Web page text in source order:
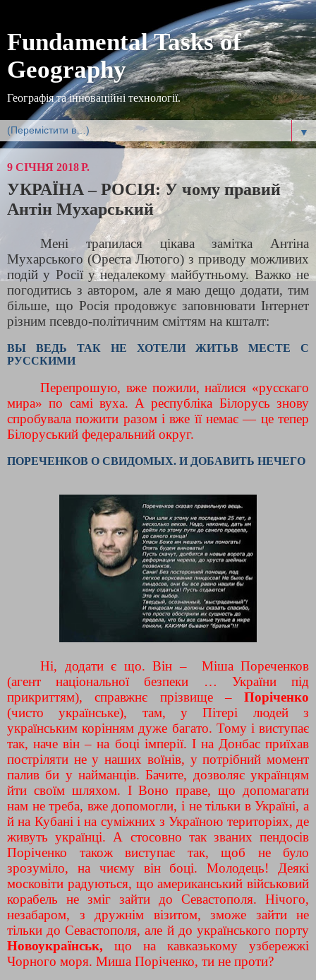
Fundamental Tasks of
Geography
Географія та інноваційні технології.
▼
9 СІЧНЯ 2018 Р.
УКРАЇНА – РОСІЯ: У чому правий
Антін Мухарський
Мені трапилася цікава замітка Антіна
Мухарського (Ореста Лютого) з приводу можливих
подій у Росії у недалекому майбутньому. Важко не
погодитись з автором, але я маю дещо додати, тим
більше, що Росія продовжує заповнювати Інтернет
різним псевдо-політичним сміттям на кшталт:
ВЫ ВЕДЬ ТАК НЕ ХОТЕЛИ ЖИТЬВ МЕСТЕ С
РУССКИМИ
Перепрошую, вже пожили, наїлися «русскаго
мира» по самі вуха. А республіка Білорусь знову
спробувала пожити разом і вже її немає — це тепер
Білоруський федеральний округ.
ПОРЕЧЕНКОВ О СВИДОМЫХ. И ДОБАВИТЬ НЕЧЕГО
Ні, додати є що. Він – Міша Пореченков
(агент національної безпеки … України під
прикриттям), справжнє прізвище – Поріченко
(чисто українське), там, у Пітері людей з
українським корінням дуже багато. Тому і виступає
так, наче він – на боці імперії. І на Донбас приїхав
постріляти не у наших воїнів, у потрібний момент
палив би у найманців. Бачите, дозволяє українцям
йти своїм шляхом. І Воно праве, що допомагати
нам не треба, вже допомогли, і не тільки в Україні, а
й на Кубані і на суміжних з Україною територіях, де
живуть українці. А стосовно так званих пендосів
Поріченко також виступає так, щоб не було
зрозуміло, на чиєму він боці. Молодець! Деякі
московіти радуються, що американський військовий
корабель не зміг зайти до Севастополя. Нічого,
незабаром, з дружнім візитом, зможе зайти не
тільки до Севастополя, але й до українського порту
Новоукраїнськ, що на кавказькому узбережжі
Чорного моря. Миша Поріченко, ти не проти?